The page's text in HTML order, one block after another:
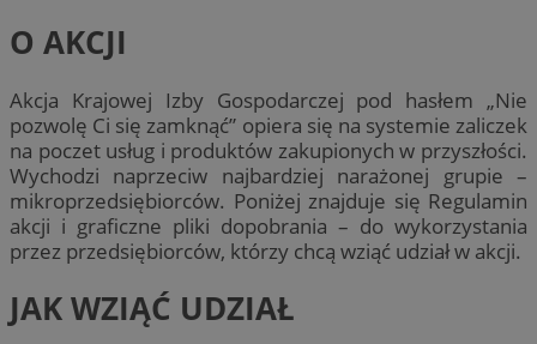
O AKCJI
Akcja Krajowej Izby Gospodarczej pod hasłem „Nie
pozwolę Ci się zamknąć” opiera się na systemie zaliczek
na poczet usług i produktów zakupionych w przyszłości.
Wychodzi naprzeciw najbardziej narażonej grupie –
mikroprzedsiębiorców. Poniżej znajduje się Regulamin
akcji i graficzne pliki dopobrania – do wykorzystania
przez przedsiębiorców, którzy chcą wziąć udział w akcji.
JAK WZIĄĆ UDZIAŁ